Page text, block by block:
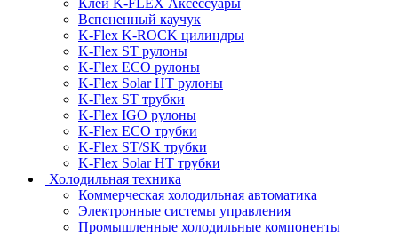
Клей K-FLEX Аксессуары
Вспененный каучук
K-Flex K-ROCK цилиндры
K-Flex ST рулоны
K-Flex ECO рулоны
K-Flex Solar HT рулоны
K-Flex ST трубки
K-Flex IGO рулоны
K-Flex ECO трубки
K-Flex ST/SK трубки
K-Flex Solar HT трубки
Холодильная техника
Коммерческая холодильная автоматика
Электронные системы управления
Промышленные холодильные компоненты